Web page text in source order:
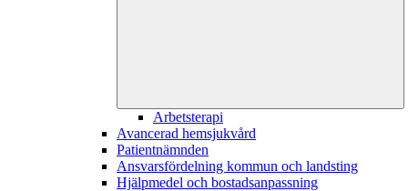
Arbetsterapi
Avancerad hemsjukvård
Patientnämnden
Ansvarsfördelning kommun och landsting
Hjälpmedel och bostadsanpassning